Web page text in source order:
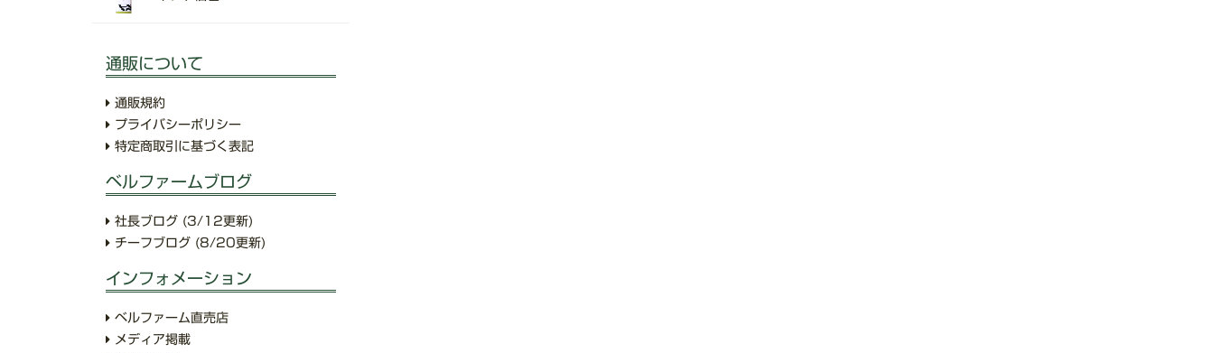
通販について
通販規約
プライバシーポリシー
特定商取引に基づく表記
ベルファームブログ
社長ブログ (3/12更新)
チーフブログ (8/20更新)
インフォメーション
ベルファーム直売店
メディア掲載